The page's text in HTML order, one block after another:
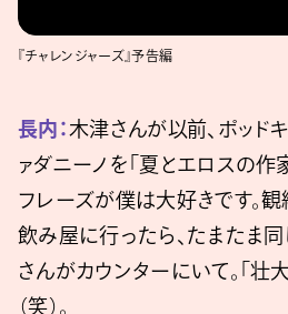
『チャレンジャーズ』予告編
長内： 木津さんが以前、ポッド
ァダニーノを「夏とエロスの作
フレーズが僕は大好きです。観
飲み屋に行ったら、たまたま
さんがカウンターにいて。「壮
（笑）。